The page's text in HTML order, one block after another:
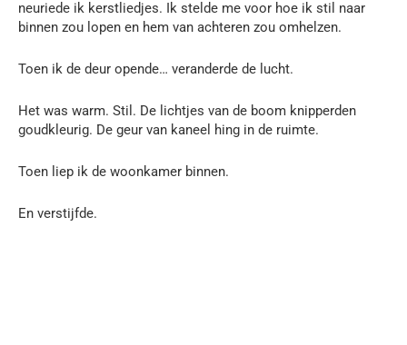
neuriede ik kerstliedjes. Ik stelde me voor hoe ik stil naar
binnen zou lopen en hem van achteren zou omhelzen.
Toen ik de deur opende… veranderde de lucht.
Het was warm. Stil. De lichtjes van de boom knipperden
goudkleurig. De geur van kaneel hing in de ruimte.
Toen liep ik de woonkamer binnen.
En verstijfde.